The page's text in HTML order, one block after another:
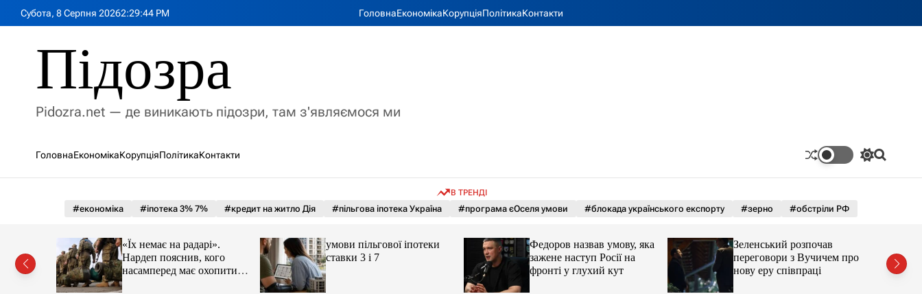
Субота, 8 Серпня 20262:29:45 PM ГоловнаЕкономікаКорупціяПолітикаКонтакти
Підозра
Pidozra.net — де виникають підозри, там з'являємося ми
ГоловнаЕкономікаКорупціяПолітикаКонтакти
П
м
к
П
В ТРЕНДІ
#економіка #іпотека 3% 7% #кредит на житло Дія #пільгова іпотека Україна #програма єОселя умови #блокада українського експорту #зерно #обстріли РФ
«Їх немає на радарі».
Нардеп пояснив, кого
насамперед має охопити
реформа мобілізації
умови пільгової іпотеки
ставки 3 і 7
Федоров назвав умову, яка
зажене наступ Росії на
фронті у глухий кут
Зеленський розпочав
переговори з Вучичем про
нову еру співпраці